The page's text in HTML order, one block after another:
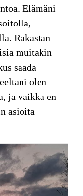
Elämäni
Rakastan
muitakin
saada
olen
ja vaikka en
asioita